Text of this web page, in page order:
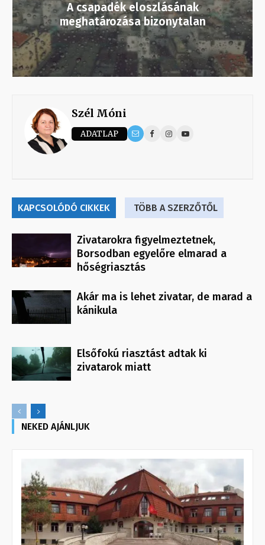
A csapadék eloszlásának
meghatározása bizonytalan
Szél Móni
ADATLAP
KAPCSOLÓDÓ CIKKEK TÖBB A SZERZŐTŐL
Zivatarokra figyelmeztetnek,
Borsodban egyelőre elmarad a
hőségriasztás
Akár ma is lehet zivatar, de marad a
kánikula
Elsőfokú riasztást adtak ki
zivatarok miatt
NEKED AJÁNLJUK